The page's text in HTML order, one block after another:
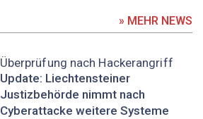
» MEHR NEWS
Überprüfung nach Hackerangriff
Update: Liechtensteiner
Justizbehörde nimmt nach
Cyberattacke weitere Systeme